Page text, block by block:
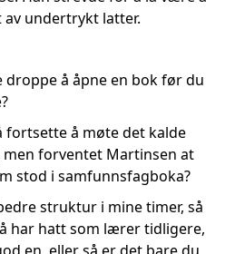
av undertrykt latter.
droppe å åpne en bok før du
fortsette å møte det kalde
men forventet Martinsen at
stod i samfunnsfagboka?
struktur i mine timer, så
har hatt som lærer tidligere,